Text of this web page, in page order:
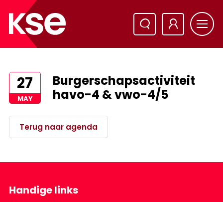
27
MAY
Burgerschapsactiviteit
havo-4 & vwo-4/5
Terug naar agenda
Handige links